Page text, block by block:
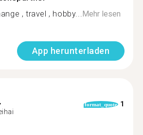
, travel , hobby... Mehr lesen
App herunterladen
format_quote 1